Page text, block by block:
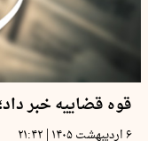
قوه قضاییه خبر
۶ اردیبهشت ۱۴۰۵ | ۲۱:۴۲